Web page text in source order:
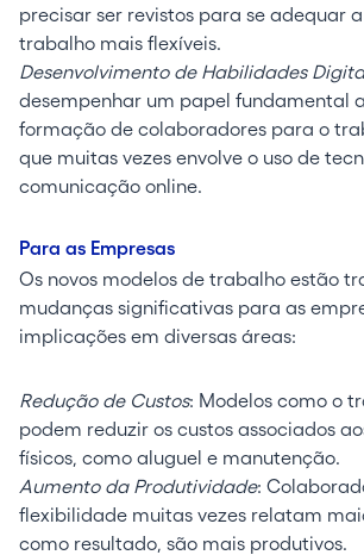
precisar ser revistos para se adequar
trabalho mais flexíveis.
Desenvolvimento de Habilidades
desempenhar um papel fundamental
formação de colaboradores para o
que muitas vezes envolve o uso de
comunicação online.
Para as Empresas
Os novos modelos de trabalho estão
mudanças significativas para as
implicações em diversas áreas:
Redução de Custos: Modelos como o
podem reduzir os custos associados
físicos, como aluguel e manutenção.
Aumento da Produtividade:
flexibilidade muitas vezes relatam
como resultado, são mais produtivos.